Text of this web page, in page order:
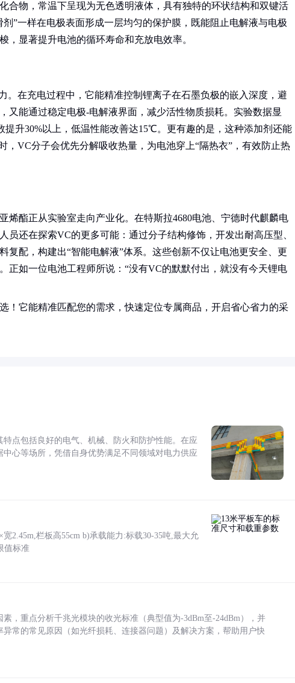
合物，常温下呈现为无色透明液体，具有独特的环状结构和双键活
”一样在电极表面形成一层均匀的保护膜，既能阻止电解液与电极
，显著提升电池的循环寿命和充放电效率。
。在充电过程中，它能精准控制锂离子在石墨负极的嵌入深度，避
又能通过稳定电极-电解液界面，减少活性物质损耗。实验数据显
提升30%以上，低温性能改善达15℃。更有趣的是，这种添加剂还能
VC分子会优先分解吸收热量，为电池穿上“隔热衣”，有效防止热
烯酯正从实验室走向产业化。在特斯拉4680电池、宁德时代麒麟电
员还在探索VC的更多可能：通过分子结构修饰，开发出耐高压型、
复配，构建出“智能电解液”体系。这些创新不仅让电池更安全、更
正如一位电池工程师所说：“没有VC的默默付出，就没有今天锂电
！它能精准匹配您的需求，快速定位专属商品，开启省心省力的采
点包括良好的电气、机械、防火和防护性能。在应
心等场所，凭借自身优势满足不同领域对电力供应
2.45m,栏板高55cm b)承载能力:标载30-35吨,最大允
值标准
，重点分析千兆光模块的收光标准（典型值为-3dBm至-24dBm），并
常的常见原因（如光纤损耗、连接器问题）及解决方案，帮助用户快